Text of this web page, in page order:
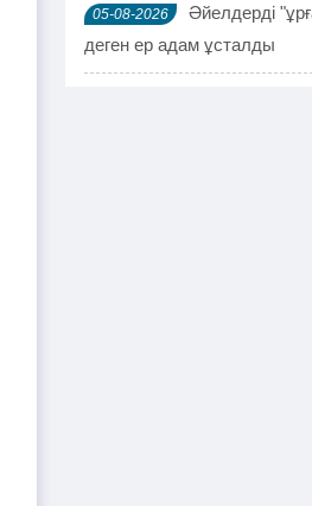
05-08-2026
Әйелдерді
деген ер адам ұсталды